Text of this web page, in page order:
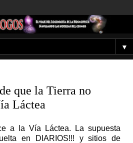
▼
que la Tierra no
Láctea
a la Vía Láctea. La supuesta
en DIARIOS!!! y sitios de